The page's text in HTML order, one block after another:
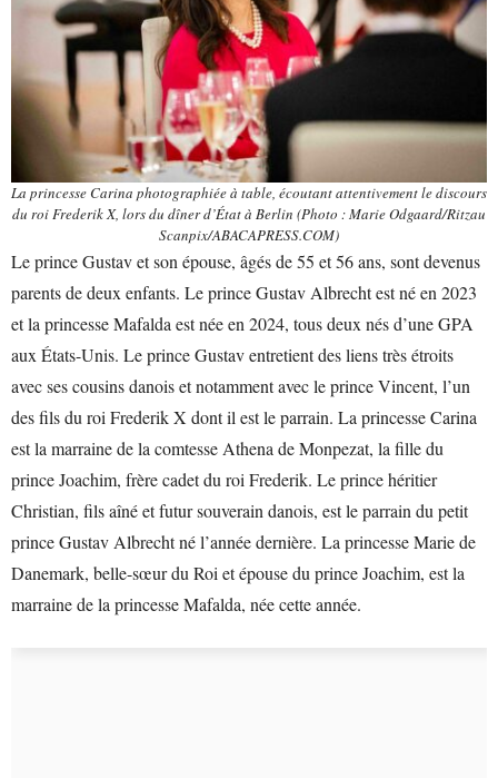
La princesse Carina photographiée à table, écoutant attentivement le discours
du roi Frederik X, lors du dîner d’État à Berlin (Photo : Marie Odgaard/Ritzau
Scanpix/ABACAPRESS.COM)
Le prince Gustav et son épouse, âgés de 55 et 56 ans, sont devenus
parents de deux enfants. Le prince Gustav Albrecht est né en 2023
et la princesse Mafalda est née en 2024, tous deux nés d’une GPA
aux États-Unis. Le prince Gustav entretient des liens très étroits
avec ses cousins danois et notamment avec le prince Vincent, l’un
des fils du roi Frederik X dont il est le parrain. La princesse Carina
est la marraine de la comtesse Athena de Monpezat, la fille du
prince Joachim, frère cadet du roi Frederik. Le prince héritier
Christian, fils aîné et futur souverain danois, est le parrain du petit
prince Gustav Albrecht né l’année dernière. La princesse Marie de
Danemark, belle-sœur du Roi et épouse du prince Joachim, est la
marraine de la princesse Mafalda, née cette année.